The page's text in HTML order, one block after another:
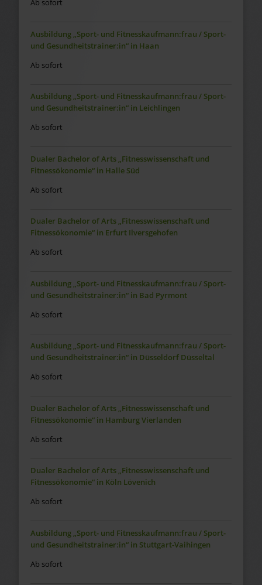
Ab sofort
Ausbildung „Sport- und Fitnesskaufmann:frau / Sport-
und Gesundheitstrainer:in“ in Haan
Ab sofort
Ausbildung „Sport- und Fitnesskaufmann:frau / Sport-
und Gesundheitstrainer:in“ in Leichlingen
Ab sofort
Dualer Bachelor of Arts „Fitnesswissenschaft und
Fitnessökonomie“ in Halle Süd
Ab sofort
Dualer Bachelor of Arts „Fitnesswissenschaft und
Fitnessökonomie“ in Erfurt Ilversgehofen
Ab sofort
Ausbildung „Sport- und Fitnesskaufmann:frau / Sport-
und Gesundheitstrainer:in“ in Bad Pyrmont
Ab sofort
Ausbildung „Sport- und Fitnesskaufmann:frau / Sport-
und Gesundheitstrainer:in“ in Düsseldorf Düsseltal
Ab sofort
Dualer Bachelor of Arts „Fitnesswissenschaft und
Fitnessökonomie“ in Hamburg Vierlanden
Ab sofort
Dualer Bachelor of Arts „Fitnesswissenschaft und
Fitnessökonomie“ in Köln Lövenich
Ab sofort
Ausbildung „Sport- und Fitnesskaufmann:frau / Sport-
und Gesundheitstrainer:in“ in Stuttgart-Vaihingen
Ab sofort